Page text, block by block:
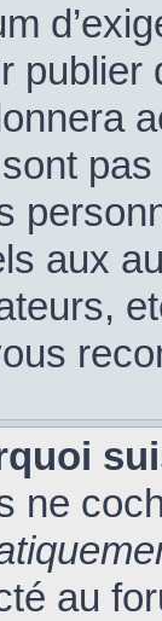
publier
aux
ne
au